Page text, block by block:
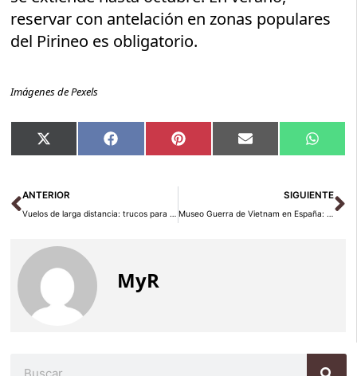
reservar con antelación en zonas populares
del Pirineo es obligatorio.
Imágenes de Pexels
Compartir
en
X
(Twitter)
Compartir
en
Facebook Compartir
en
Pinterest Compartir
en
Email
en
Ant
ANTERIOR
Vuelos de larga distancia: trucos para volar mejor 2026
SIGUIENTE
Museo Guerra de Vietnam en España: Castellfollit de la Roca
MyR